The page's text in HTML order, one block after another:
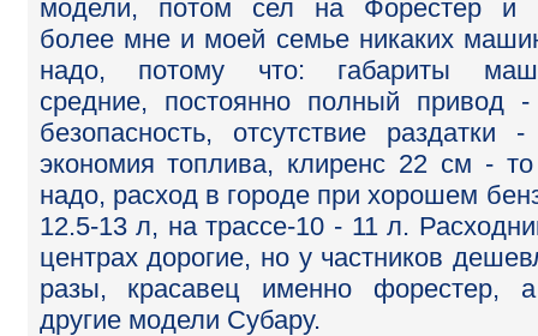
модели, потом сел на Форестер и
более мне и моей семье никаких
надо, потому что: габариты
средние, постоянно полный привод -
безопасность, отсутствие раздатки
экономия топлива, клиренс 22 см - то
надо, расход в городе при хорошем
12.5-13 л, на трассе-10 - 11 л.
центрах дорогие, но у частников
разы, красавец именно форестер,
другие модели Субару.